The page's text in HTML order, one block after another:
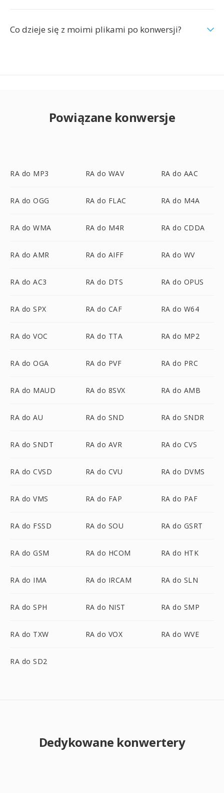
Co dzieje się z moimi plikami po konwersji?
Powiązane konwersje
RA do MP3 RA do WAV RA do AAC
RA do OGG RA do FLAC RA do M4A
RA do WMA RA do M4R RA do CDDA
RA do AMR RA do AIFF RA do WV
RA do AC3 RA do DTS RA do OPUS
RA do SPX RA do CAF RA do W64
RA do VOC RA do TTA RA do MP2
RA do OGA RA do PVF RA do PRC
RA do MAUD RA do 8SVX RA do AMB
RA do AU RA do SND RA do SNDR
RA do SNDT RA do AVR RA do CVS
RA do CVSD RA do CVU RA do DVMS
RA do VMS RA do FAP RA do PAF
RA do FSSD RA do SOU RA do GSRT
RA do GSM RA do HCOM RA do HTK
RA do IMA RA do IRCAM RA do SLN
RA do SPH RA do NIST RA do SMP
RA do TXW RA do VOX RA do WVE
RA do SD2
Dedykowane konwertery